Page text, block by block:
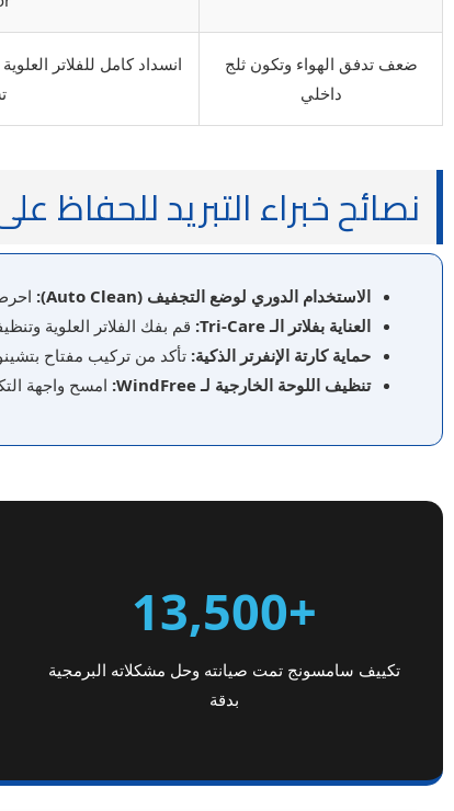
ضعف تدفق الهواء وتكون ثلج
داخلي
انسداد كامل للفلاتر
نصائح خبراء التبريد للحفاظ
الاستخدام الدوري لوضع التجفيف (Auto Clean):
العناية بفلاتر الـ Tri-Care:
قم بفك الفلاتر العلوية
حماية كارتة الإنفرتر الذكية: تأكد من تركيب مفتاح
تنظيف اللوحة الخارجية لـ WindFree:
امسح واجهة
+13,500
تكييف سامسونج تمت صيانته وحل مشكلاته البرمجية
بدقة